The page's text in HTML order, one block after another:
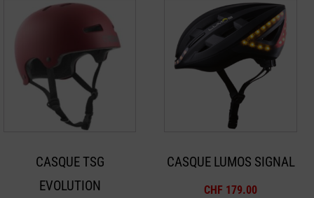
CASQUE TSG
EVOLUTION
plusieurs
variations.
CASQUE LUMOS SIGNAL
CHF 179.00
produit
plusieurs
être